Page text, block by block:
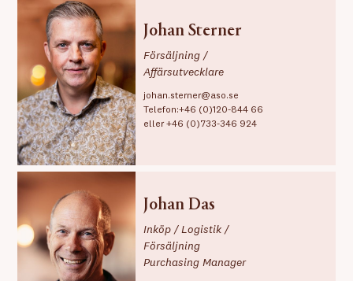
Johan Sterner
Försäljning /
Affärsutvecklare
johan.sterner@aso.se
Telefon:+46 (0)120-844 66
eller+46 (0)733-346 924
Johan Das
Inköp / Logistik /
Försäljning
Purchasing Manager